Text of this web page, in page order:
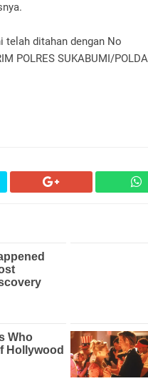
telah ditahan dengan No
POLRES SUKABUMI/